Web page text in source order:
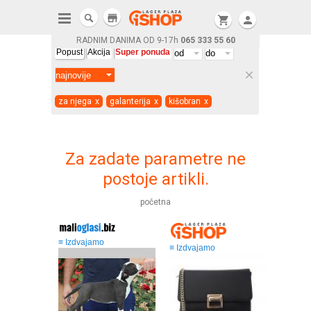
RADNIM DANIMA OD 9-17h 065 333 55 60
shopping_cart person
store
Popust Akcija Super ponuda
clear
za njega x galanterija x kišobran x
Za zadate parametre ne
postoje artikli.
početna